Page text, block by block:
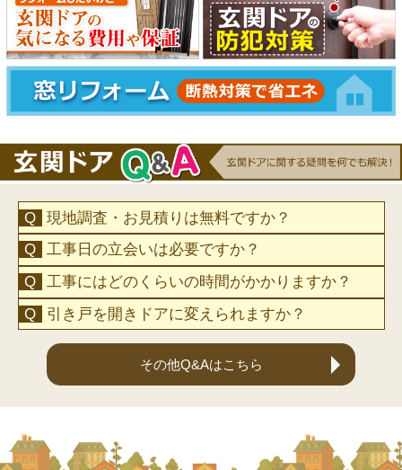
現地調査・お見積りは無料ですか？
工事日の立会いは必要ですか？
工事にはどのくらいの時間がかかりますか？
引き戸を開きドアに変えられますか？
その他Q&Aはこちら